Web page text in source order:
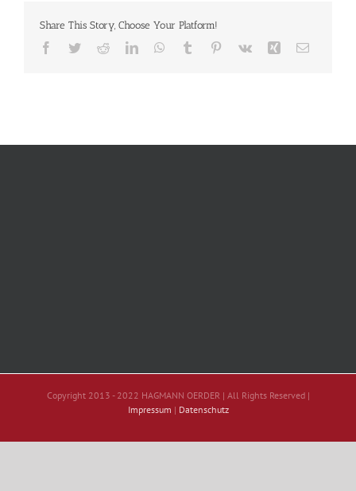
Share This Story, Choose Your Platform!
Facebook
TwitterRedditLinkedInWhatsApp
Tumblr Pinterest
Vk Xing E-
Copyright 2013 - 2022 HAGMANN OERDER | All Rights Reserved |
Impressum | Datenschutz